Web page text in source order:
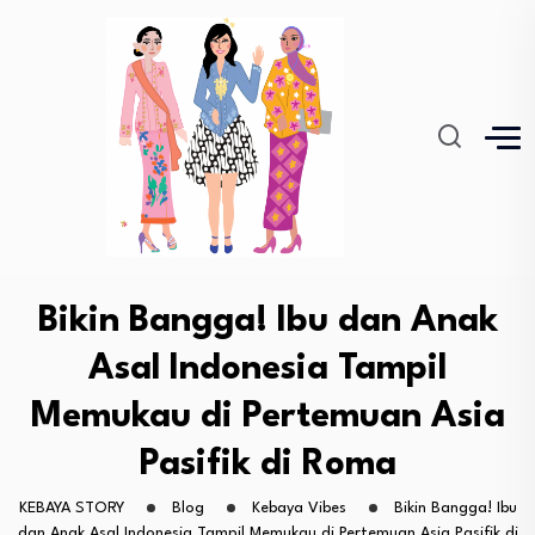
Bikin Bangga! Ibu dan Anak
Asal Indonesia Tampil
Memukau di Pertemuan Asia
Pasifik di Roma
KEBAYA STORY Blog Kebaya Vibes
Bikin Bangga! Ibu